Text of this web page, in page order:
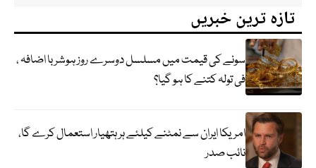
تازہ ترین خبریں
سونے کی قیمت میں مسلسل دوسرے روز ہوشربا اضافہ ،
فی تولہ کتنے کا ہو گیا؟
امریکا ایران سے نمٹنے کیلئے ہر ہتھیار استعمال کرے گا،
نائب صدر